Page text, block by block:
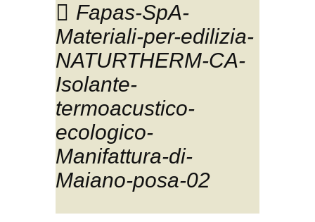
Fapas-SpA-
Materiali-per-edilizia-
NATURTHERM-CA-
Isolante-
termoacustico-
ecologico-
Manifattura-di-
Maiano-posa-02